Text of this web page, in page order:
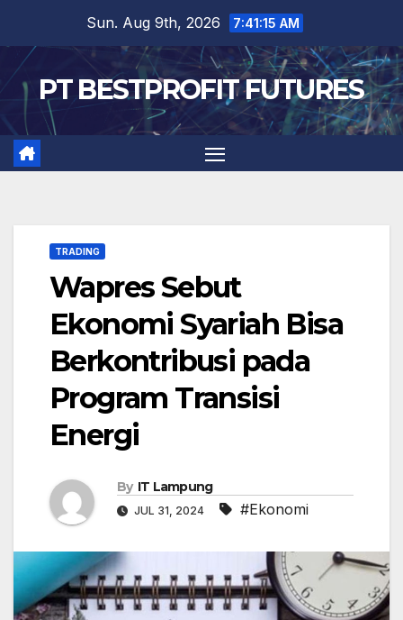
content
Sun. Aug 9th, 2026 7:41:16 AM
PT BESTPROFIT FUTURES
TRADING
Wapres Sebut
Ekonomi Syariah Bisa
Berkontribusi pada
Program Transisi
Energi
By IT Lampung
JUL 31, 2024 #Ekonomi